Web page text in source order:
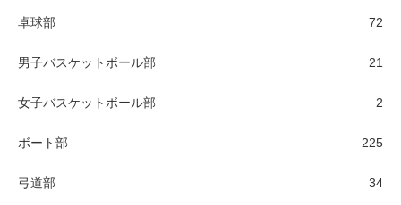
卓球部 72
男子バスケットボール部 21
女子バスケットボール部 2
ボート部 225
弓道部 34